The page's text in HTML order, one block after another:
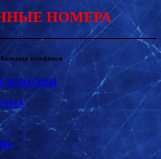
НОМЕРА
телефонов
ПОМОЩИ